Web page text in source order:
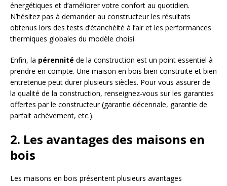
énergétiques et d’améliorer votre confort au quotidien.
N’hésitez pas à demander au constructeur les résultats
obtenus lors des tests d’étanchéité à l’air et les performances
thermiques globales du modèle choisi.
Enfin, la pérennité de la construction est un point essentiel à
prendre en compte. Une maison en bois bien construite et bien
entretenue peut durer plusieurs siècles. Pour vous assurer de
la qualité de la construction, renseignez-vous sur les garanties
offertes par le constructeur (garantie décennale, garantie de
parfait achèvement, etc.).
2. Les avantages des maisons en
bois
Les maisons en bois présentent plusieurs avantages